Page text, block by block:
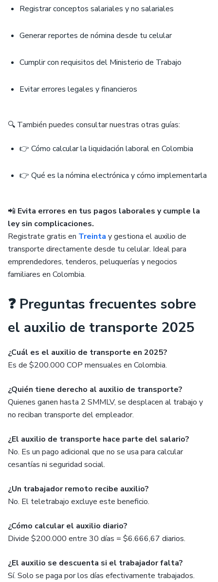
Registrar conceptos salariales y no salariales
Generar reportes de nómina desde tu celular
Cumplir con requisitos del Ministerio de Trabajo
Evitar errores legales y financieros
🔍 También puedes consultar nuestras otras guías:
👉 Cómo calcular la liquidación laboral en Colombia
👉 Qué es la nómina electrónica y cómo implementarla
📲 Evita errores en tus pagos laborales y cumple la
ley sin complicaciones.
Registrate gratis en Treinta y gestiona el auxilio de
transporte directamente desde tu celular. Ideal para
emprendedores, tenderos, peluquerías y negocios
familiares en Colombia.
❓ Preguntas frecuentes sobre
el auxilio de transporte 2025
¿Cuál es el auxilio de transporte en 2025?
Es de $200.000 COP mensuales en Colombia.
¿Quién tiene derecho al auxilio de transporte?
Quienes ganen hasta 2 SMMLV, se desplacen al trabajo y
no reciban transporte del empleador.
¿El auxilio de transporte hace parte del salario?
No. Es un pago adicional que no se usa para calcular
cesantías ni seguridad social.
¿Un trabajador remoto recibe auxilio?
No. El teletrabajo excluye este beneficio.
¿Cómo calcular el auxilio diario?
Divide $200.000 entre 30 días = $6.666,67 diarios.
¿El auxilio se descuenta si el trabajador falta?
Sí. Solo se paga por los días efectivamente trabajados.